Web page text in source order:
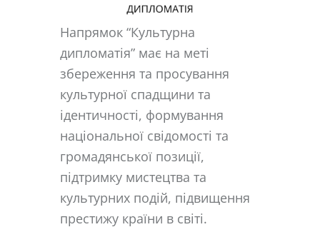
Напрямок “Культурна
дипломатія” має на меті
збереження та просування
культурної спадщини та
ідентичності, формування
національної свідомості та
громадянської позиції,
підтримку мистецтва та
культурних подій, підвищення
престижу країни в світі.